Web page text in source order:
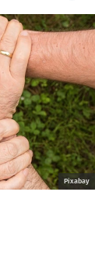
Pixabay